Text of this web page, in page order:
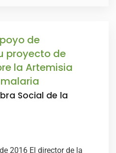
de
proyecto de
la Artemisia
Social de la
2016 El director de la